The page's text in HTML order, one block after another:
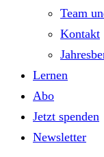
Team
Kontakt
Lernen
Abo
Jetzt spenden
Newsletter